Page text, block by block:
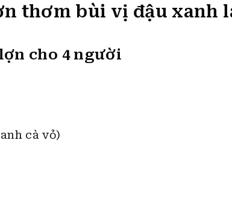
thơm bùi vị đậu xanh
cho 4 người
cà vỏ)